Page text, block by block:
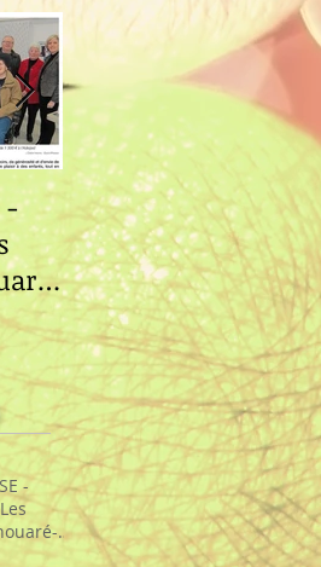
-
-
Revue de Presse -
Ouest-France - Le
Fuilet "Le Festival
choral partage sa
recette"